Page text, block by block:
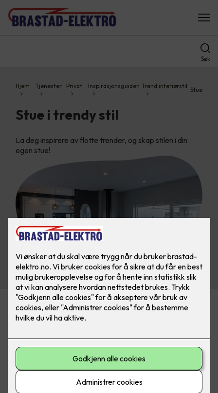
Søk
Hjem Tjenester Privat Inspirasjonsguiden Trend interiørstil
Stue
Stue i trendy stil
La deg inspirere av flotte trender, og skap stilen i din
egen stue!